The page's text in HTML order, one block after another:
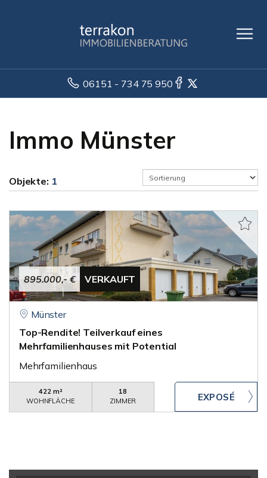
06151 - 734 75 950
Immo Münster
Objekte: 1
895.000,- € VERKAUFT
Münster
Top-Rendite! Teilverkauf eines
Mehrfamilienhauses mit Potential
Mehrfamilienhaus
422 m²
WOHNFLÄCHE
18
ZIMMER